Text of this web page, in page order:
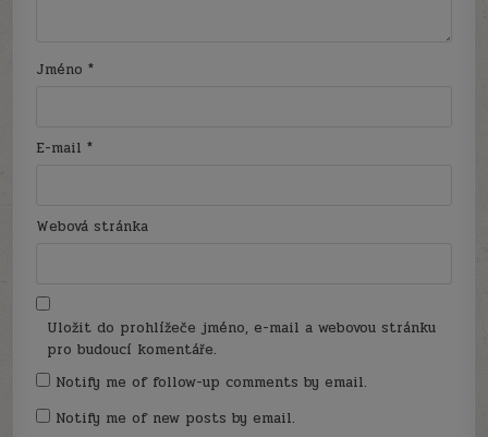
Jméno*
E-mail*
Webová stránka
Uložit do prohlížeče jméno, e-mail a webovou stránku
pro budoucí komentáře.
Notify me of follow-up comments by email.
Notify me of new posts by email.